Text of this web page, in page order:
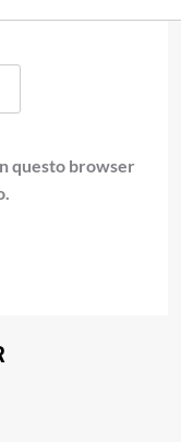
questo browser